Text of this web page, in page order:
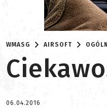
WMASG AIRSOFT
06.04.2016